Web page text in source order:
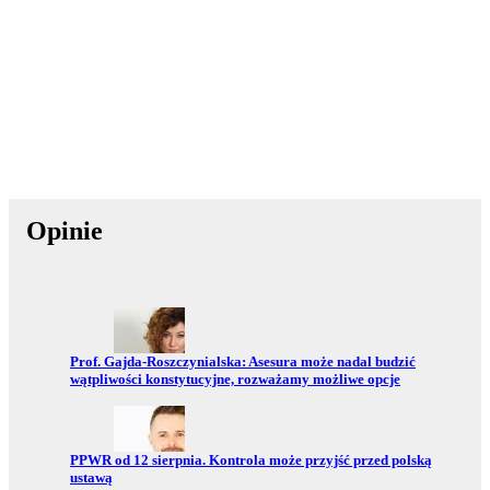
Opinie
Przejdź do:
Prof. Gajda-Roszczynialska: Asesura może nadal budzić
wątpliwości konstytucyjne, rozważamy możliwe opcje
Przejdź do:
PPWR od 12 sierpnia. Kontrola może przyjść przed polską
ustawą